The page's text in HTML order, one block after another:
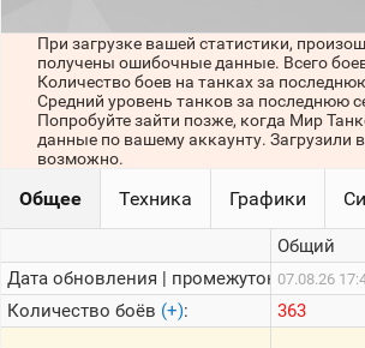
Кланы
Статистика
стримеров
Информация
Онлайн
Цветовая
шкала
При загрузке вашей статистики,
получены ошибочные данные. Всего
Количество боев на танках за
Средний уровень танков за последнюю
Попробуйте зайти позже, когда Мир
данные по вашему аккаунту. Загрузили
возможно.
Общее Техника Графики
Дата обновления | промежуток:
Количество боёв (+):
Общий
07.08.26
363